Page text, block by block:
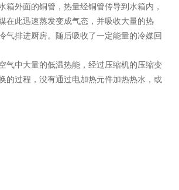
外面的铜管，热量经铜管传导到水箱内，
在此迅速蒸发变成气态，并吸收大量的热
气排进厨房。随后吸收了一定能量的冷媒回
气中大量的低温热能，经过压缩机的压缩变
的过程，没有通过电加热元件加热热水，或